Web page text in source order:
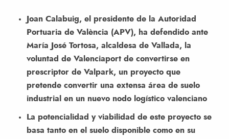
Joan Calabuig, el presidente de la Autoridad
Portuaria de València (APV), ha defendido ante
María José Tortosa, alcaldesa de Vallada, la
voluntad de Valenciaport de convertirse en
prescriptor de Valpark, un proyecto que
pretende convertir una extensa área de suelo
industrial en un nuevo nodo logístico valenciano
La potencialidad y viabilidad de este proyecto se
basa tanto en el suelo disponible como en su